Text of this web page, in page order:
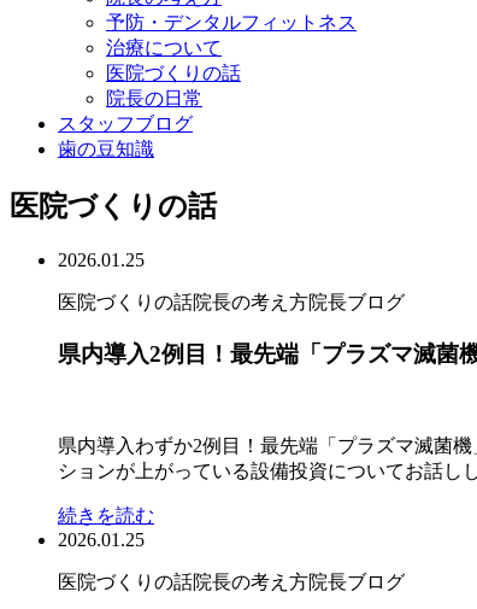
予防・デンタルフィットネス
治療について
医院づくりの話
院長の日常
スタッフブログ
歯の豆知識
医院づくりの話
2026.01.25
医院づくりの話院長の考え方院長ブログ
県内導入2例目！最先端「プラズマ滅菌
県内導入わずか2例目！最先端「プラズマ滅菌
ションが上がっている設備投資についてお話し
続きを読む
2026.01.25
医院づくりの話院長の考え方院長ブログ